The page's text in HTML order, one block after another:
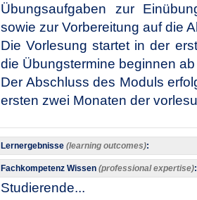
Übungsaufgaben zur
sowie zur Vorbereitung auf die
Die Vorlesung startet in der
die Übungstermine beginnen
Der Abschluss des Moduls
ersten zwei Monaten der
Lernergebnisse (learning outcomes):
Fachkompetenz Wissen (professional expertise):
Studierende...